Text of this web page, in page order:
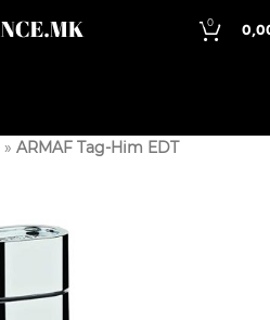
0
» ARMAF Tag-Him EDT